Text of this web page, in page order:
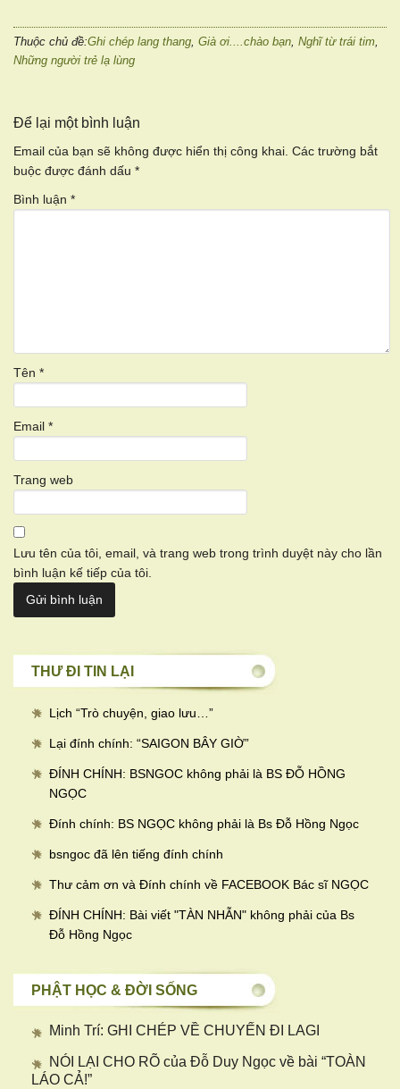
Thuộc chủ đề:Ghi chép lang thang, Già ơi....chào bạn, Nghĩ từ trái tim,
Những người trẻ lạ lùng
Để lại một bình luận
Email của bạn sẽ không được hiển thị công khai. Các trường bắt
buộc được đánh dấu *
Bình luận *
Tên *
Email *
Trang web
Lưu tên của tôi, email, và trang web trong trình duyệt này cho lần
bình luận kế tiếp của tôi.
THƯ ĐI TIN LẠI
Lịch “Trò chuyện, giao lưu… ”
Lại đính chính: “SAIGON BÂY GIỜ”
ĐÍNH CHÍNH: BSNGOC không phải là BS ĐỖ HỒNG
NGỌC
Đính chính: BS NGỌC không phải là Bs Đỗ Hồng Ngọc
bsngoc đã lên tiếng đính chính
Thư cảm ơn và Đính chính về FACEBOOK Bác sĩ NGỌC
ĐÍNH CHÍNH: Bài viết "TÀN NHẪN" không phải của Bs
Đỗ Hồng Ngọc
PHẬT HỌC & ĐỜI SỐNG
Minh Trí: GHI CHÉP VỀ CHUYẾN ĐI LAGI
NÓI LẠI CHO RÕ của Đỗ Duy Ngọc về bài “TOÀN
LÁO CẢ!”